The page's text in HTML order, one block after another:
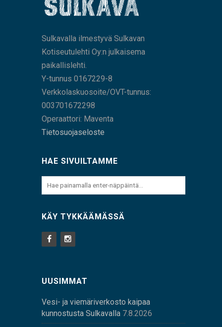
Sulkavalla ilmestyvä Sulkavan
Kotiseutulehti Oy:n julkaisema
paikallislehti.
Y-tunnus 0167229-8
Verkkolaskuosoite/OVT-tunnus:
003701672298
Operaattori: Maventa
Tietosuojaseloste
HAE SIVUILTAMME
KÄY TYKKÄÄMÄSSÄ
UUSIMMAT
Vesi- ja viemäriverkosto kaipaa
kunnostusta Sulkavalla 7.8.2026